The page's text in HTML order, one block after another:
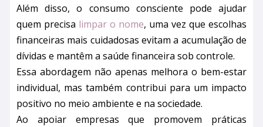
Além disso, o consumo consciente pode ajudar
quem precisa limpar o nome, uma vez que escolhas
financeiras mais cuidadosas evitam a acumulação de
dívidas e mantêm a saúde financeira sob controle.
Essa abordagem não apenas melhora o bem-estar
individual, mas também contribui para um impacto
positivo no meio ambiente e na sociedade.
Ao apoiar empresas que promovem práticas